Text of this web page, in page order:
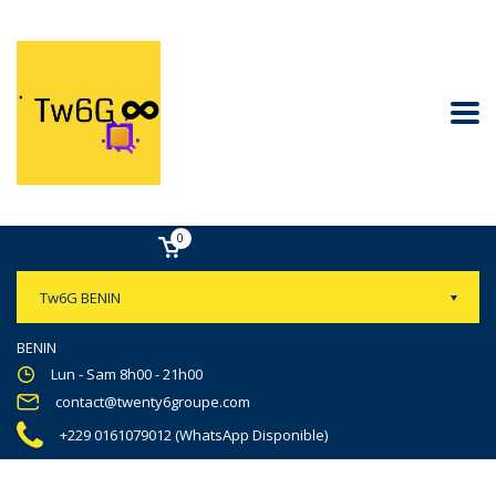
Tw6G BENIN
BENIN
Lun - Sam 8h00 - 21h00
contact@twenty6groupe.com
+229 0161079012 (WhatsApp Disponible)
0